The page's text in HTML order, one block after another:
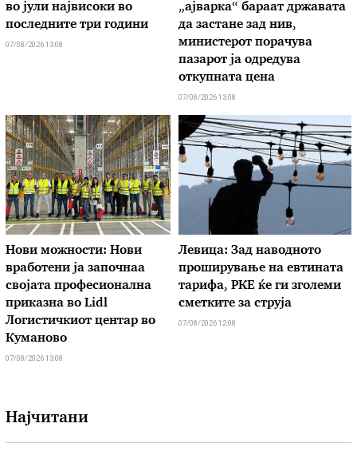
во јули највисоки во
последните три години
07/08/2026 13:08
„ајварка“ бараат државата
да застане зад нив,
министерот порачува
пазарот ја одредува
откупната цена
07/08/2026 13:08
Нови можности: Нови
вработени ја започнаа
својата професионална
приказна во Lidl
Логистичкиот центар во
Куманово
07/08/2026 13:08
Левица: Зад наводното
проширување на евтината
тарифа, РКЕ ќе ги зголеми
сметките за струја
07/08/2026 12:08
Најчитани